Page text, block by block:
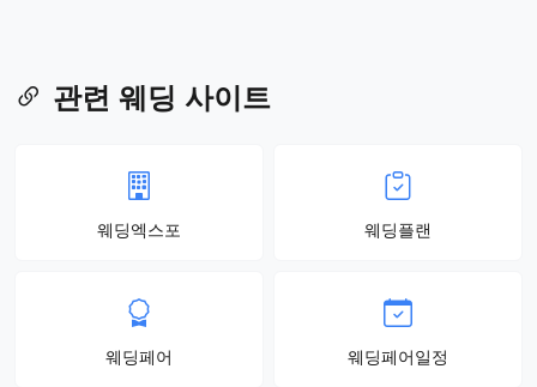
관련 웨딩 사이트
웨딩엑스포 웨딩플랜
웨딩페어 웨딩페어일정